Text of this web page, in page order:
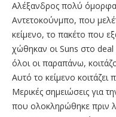
Αλέξανδρος πολύ
Αντετοκούνμπο, που
κείμενο, το πακέτο που
χώθηκαν οι Suns στο deal
όλοι οι παραπάνω,
Αυτό το κείμενο κοιτάζει
Μερικές σημειώσεις για
που ολοκληρώθηκε πριν